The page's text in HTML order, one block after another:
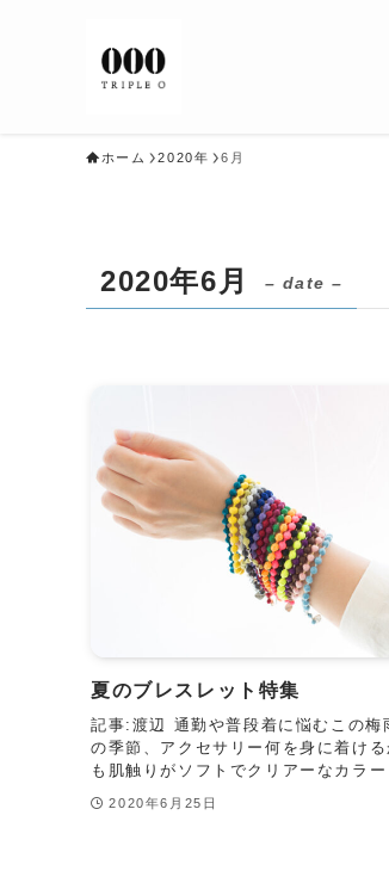
ホーム 2020年 6月
2020年6月 – date –
夏のブレスレット特集
記事:渡辺 通勤や普段着に悩むこの梅
の季節、アクセサリー何を身に着け
も肌触りがソフトでクリアーなカラ
2020年6月25日